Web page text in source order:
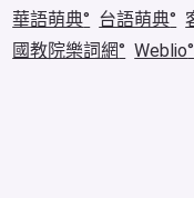
華語萌典
台語萌典
國教院樂詞網
Weblio